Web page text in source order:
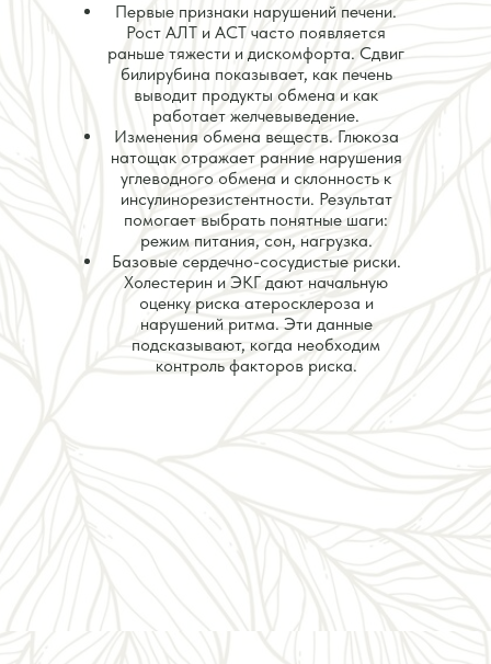
Первые признаки нарушений печени.
Рост АЛТ и АСТ часто появляется
раньше тяжести и дискомфорта. Сдвиг
билирубина показывает, как печень
выводит продукты обмена и как
работает желчевыведение.
Изменения обмена веществ. Глюкоза
натощак отражает ранние нарушения
углеводного обмена и склонность к
инсулинорезистентности. Результат
помогает выбрать понятные шаги:
режим питания, сон, нагрузка.
Базовые сердечно-сосудистые риски.
Холестерин и ЭКГ дают начальную
оценку риска атеросклероза и
нарушений ритма. Эти данные
подсказывают, когда необходим
контроль факторов риска.